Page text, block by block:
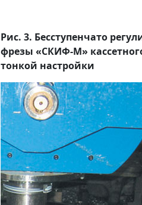
Рис. 3. Бесступенчато
фрезы «СКИФ-М»
тонкой настройки